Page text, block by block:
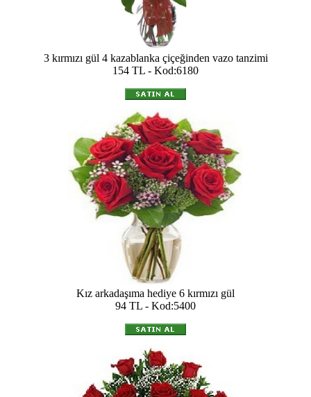
3 kırmızı gül 4 kazablanka çiçeğinden vazo tanzimi
154 TL - Kod:6180
Kız arkadaşıma hediye 6 kırmızı gül
94 TL - Kod:5400